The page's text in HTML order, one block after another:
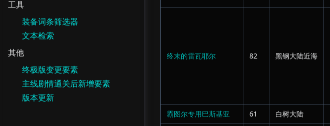
工具
装备词条筛选器
文本检索
其他
终极版变更要素
主线剧情通关后新增要素
版本更新
终末的雷瓦耶尔 82 黑钢大陆近海
霸图尔专用巴斯基亚 61 白树大陆